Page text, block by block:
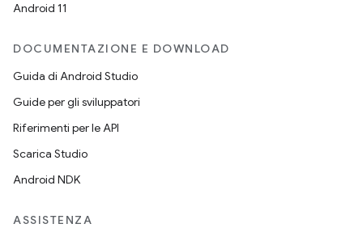
Android 11
DOCUMENTAZIONE E DOWNLOAD
Guida di Android Studio
Guide per gli sviluppatori
Riferimenti per le API
Scarica Studio
Android NDK
ASSISTENZA